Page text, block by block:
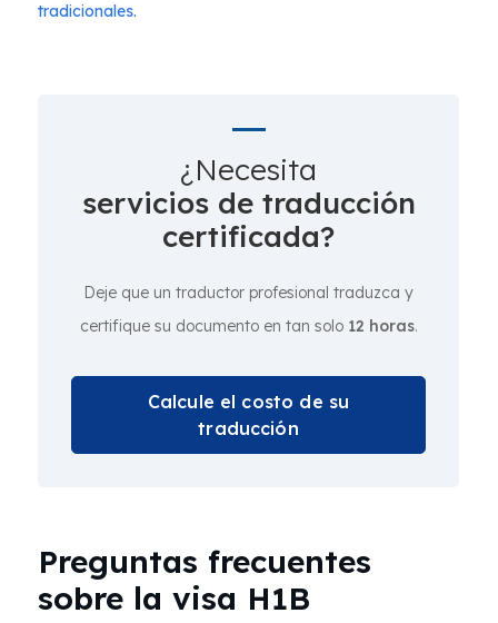
tradicionales.
¿Necesita
servicios de traducción
certificada?
Deje que un traductor profesional traduzca y
certifique su documento en tan solo 12 horas.
Calcule el costo de su
traducción
Preguntas frecuentes
sobre la visa H1B